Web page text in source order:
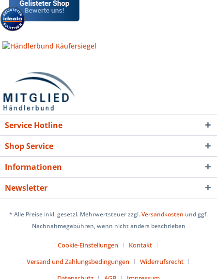
Service Hotline
Shop Service
Informationen
Newsletter
* Alle Preise inkl. gesetzl. Mehrwertsteuer zzgl.Versandkosten und ggf.
Nachnahmegebühren, wenn nicht anders beschrieben
Cookie-Einstellungen
Kontakt
Versand und Zahlungsbedingungen
Widerrufsrecht